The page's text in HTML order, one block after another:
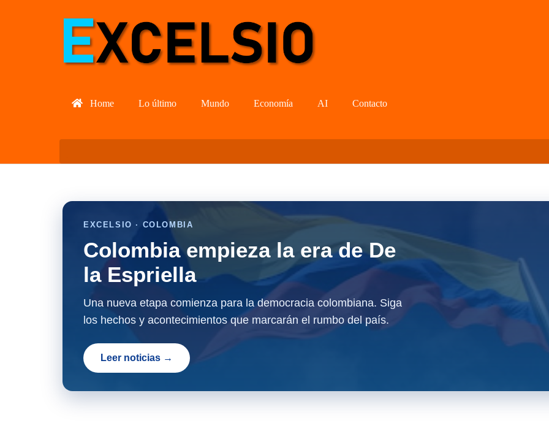
Home Lo último Mundo Economía AI Contacto
EXCELSIO · COLOMBIA
Colombia empieza la era de De
la Espriella
Una nueva etapa comienza para la democracia colombiana. Siga
los hechos y acontecimientos que marcarán el rumbo del país.
Leer noticias →